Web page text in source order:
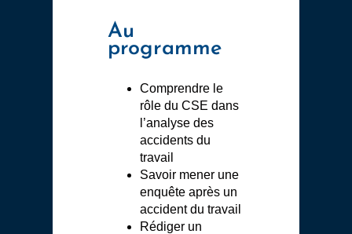
Au
programme
Comprendre le
rôle du CSE dans
l’analyse des
accidents du
travail
Savoir mener une
enquête après un
accident du travail
Rédiger un